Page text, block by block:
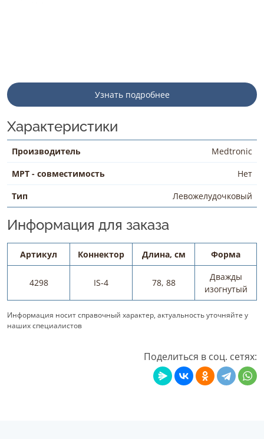
Узнать подробнее
Характеристики
Производитель
Medtronic
МРТ - совместимость
Нет
Тип
Левожелудочковый
Информация для заказа
Артикул Коннектор Длина, см Форма
4298 IS-4 78, 88
Дважды
изогнутый
Информация носит справочный характер, актуальность уточняйте у
наших специалистов
Поделиться в соц. сетях: